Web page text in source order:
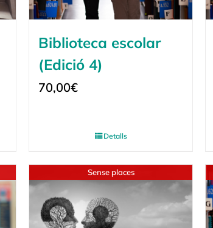
Biblioteca escolar
(Edició 4)
70,00€
Detalls
Sense places